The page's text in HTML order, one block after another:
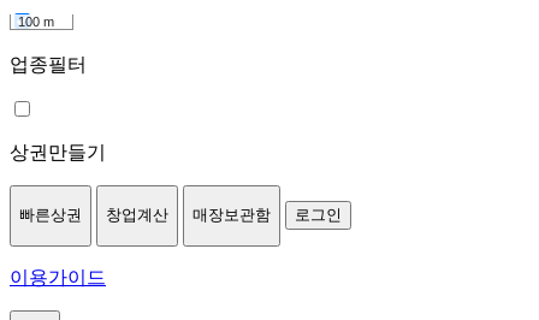
100 m
업종필터
상권만들기
빠른상권 창업계산 매장보관함 로그인
이용가이드